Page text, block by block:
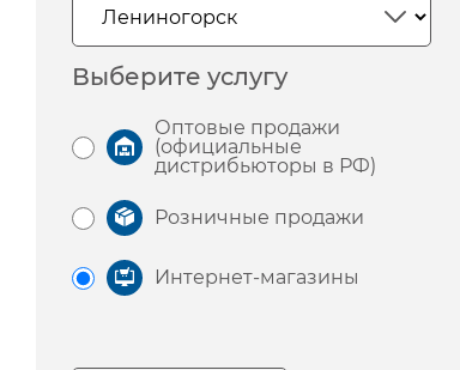
Выберите услугу
Оптовые продажи
(официальные
дистрибьюторы в РФ)
Розничные продажи
Интернет-магазины